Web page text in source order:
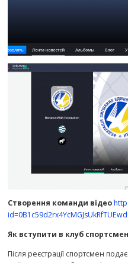
Створення команди відео
Як вступити в клуб
Після реєстрації спортсмен